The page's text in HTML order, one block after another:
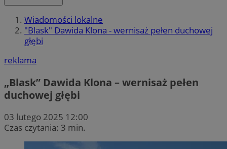
Wiadomości lokalne
"Blask" Dawida Klona - wernisaż pełen duchowej
głębi
reklama
„Blask” Dawida Klona – wernisaż pełen
duchowej głębi
03 lutego 2025 12:00
Czas czytania: 3 min.